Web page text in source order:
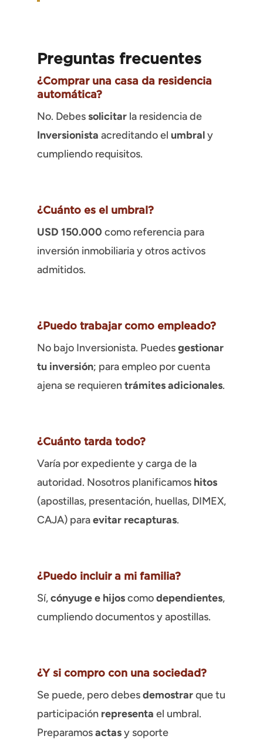
Preguntas frecuentes
¿Comprar una casa da residencia
automática?
No. Debessolicitarla residencia de
Inversionista acreditando el umbraly
cumpliendo requisitos.
¿Cuánto es el umbral?
USD 150.000 como referencia para
inversión inmobiliaria y otros activos
admitidos.
¿Puedo trabajar como empleado?
No bajo Inversionista. Puedesgestionar
tu inversión; para empleo por cuenta
ajena se requieren trámites adicionales.
¿Cuánto tarda todo?
Varía por expediente y carga de la
autoridad. Nosotros planificamos hitos
(apostillas, presentación, huellas, DIMEX,
CAJA) paraevitar recapturas.
¿Puedo incluir a mi familia?
Sí,cónyuge e hijoscomodependientes,
cumpliendo documentos y apostillas.
¿Y si compro con una sociedad?
Se puede, pero debesdemostrarque tu
participación representa el umbral.
Preparamosactasy soporte